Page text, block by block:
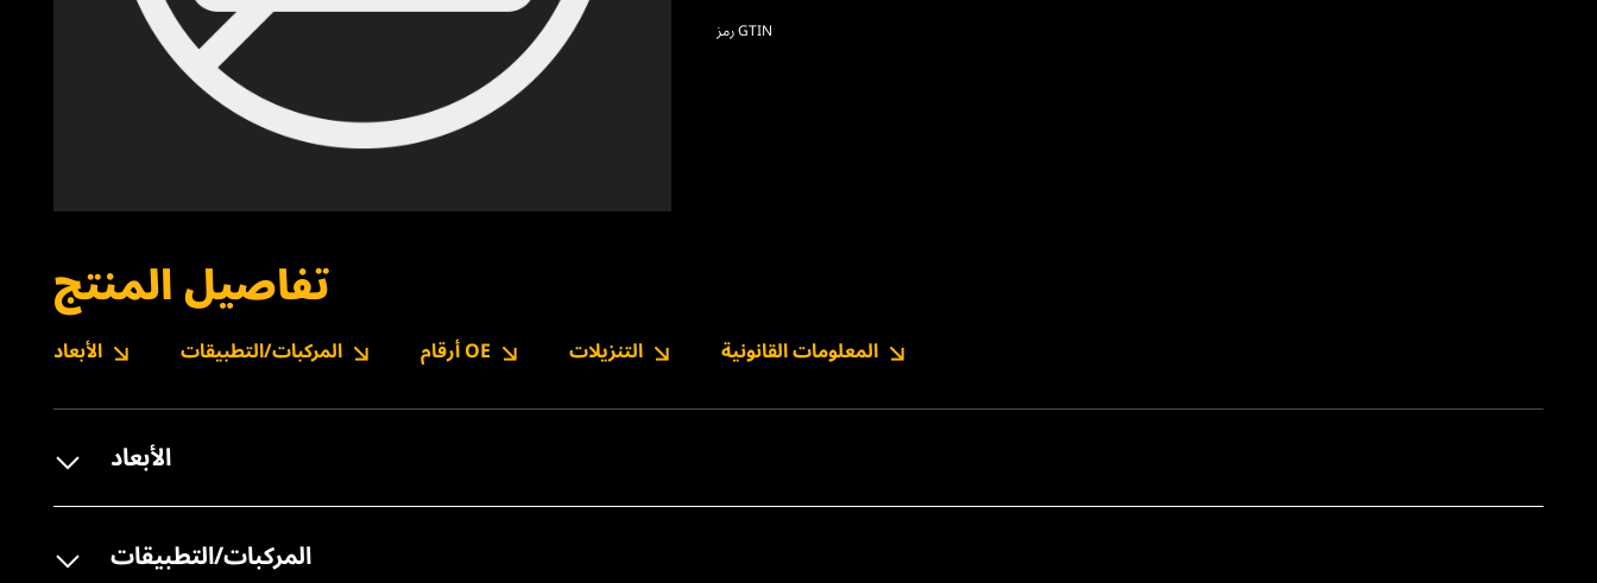
رمز GTIN
تفاصيل المنتج
الأبعاد المركبات/التطبيقات أرقام OE التنزيلات المعلومات القانونية
الأبعاد
المركبات/التطبيقات